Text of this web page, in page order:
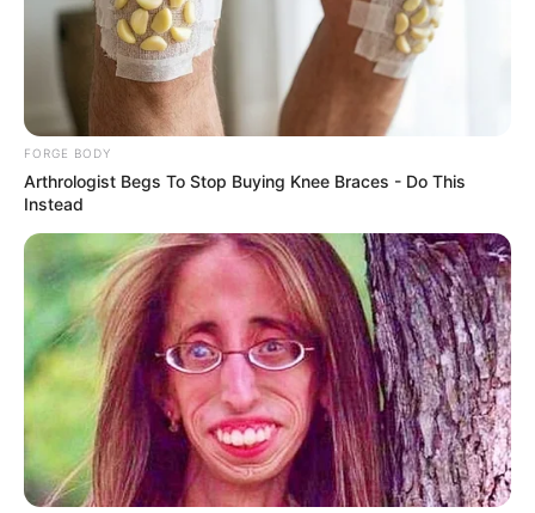
วชิรเกล้าเจ้าอยู่หัว รัชกาลที่ ๑๐ พระบรมราชูปถัมภก
สภากาชาดไทย และหารายได้โดยเสด็จพระราชกุศลบำรุง
สภากาชาดไทย ในการบรรเทาทุกข์ บำรุงสุข บำบัดโรค
กำจัดภัยให้กับประชาชนผู้ยากไร้ ผู้ป่วยไข้ ผู้ประสบภัยพิบัติ
ต่างๆ
FORGE BODY
Arthrologist Begs To Stop Buying Knee Braces - Do This
Instead